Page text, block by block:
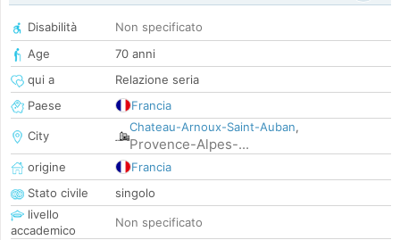
Disabilità
Non specificato
Age
70 anni
qui a
Relazione seria
Paese
Francia
City
Chateau-Arnoux-Saint-Auban,
Provence-Alpes-...
origine
Francia
Stato civile
singolo
livello
accademico
Non specificato